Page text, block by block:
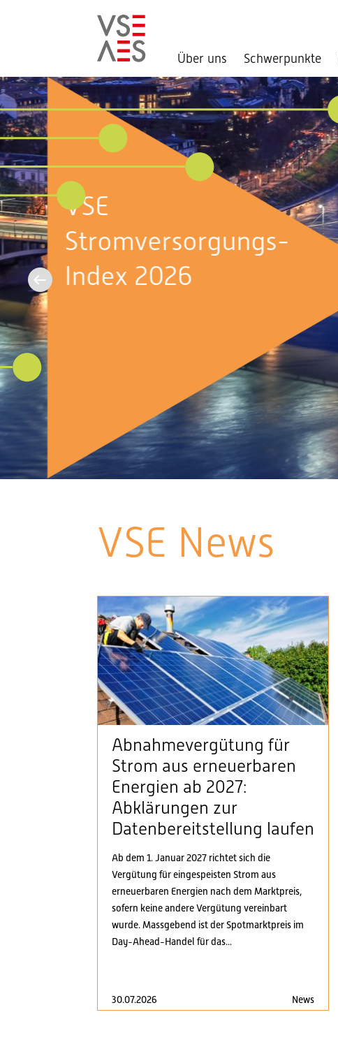
Direkt
zum
Inhalt
Über uns Schwerpunkte
Aktuell im
Bundeshaus:
Sommersession 2026
VSE News
Abnahmevergütung für
Strom aus erneuerbaren
Energien ab 2027:
Abklärungen zur
Datenbereitstellung laufen
Ab dem 1. Januar 2027 richtet sich die
Vergütung für eingespeisten Strom aus
erneuerbaren Energien nach dem Marktpreis,
sofern keine andere Vergütung vereinbart
wurde. Massgebend ist der Spotmarktpreis im
Day-Ahead-Handel für das...
30.07.2026 News